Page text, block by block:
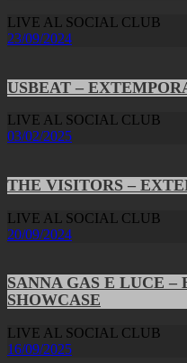
LIVE AL SOCIAL CLUB
23/09/2024
USBEAT –
LIVE AL SOCIAL CLUB
03/02/2025
THE VISITORS –
LIVE AL SOCIAL CLUB
20/09/2024
SANNA GAS E LUCE –
SHOWCASE
LIVE AL SOCIAL CLUB
16/09/2025